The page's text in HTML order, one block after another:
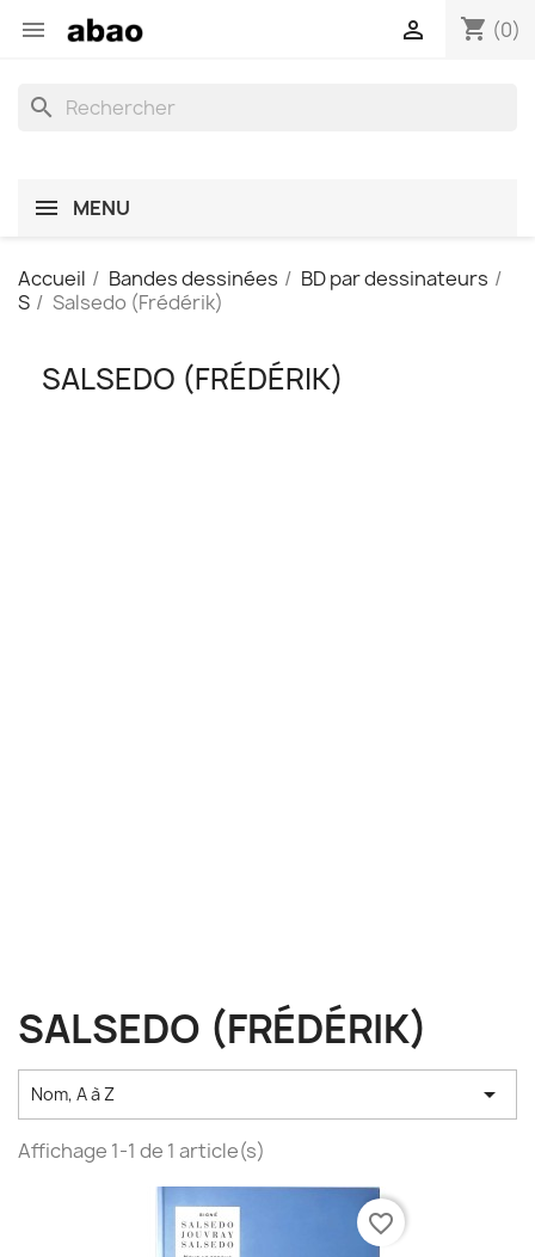
 shopping_cart (0)

search
MENU
Accueil Bandes dessinées
BD par dessinateurs
S
Salsedo (Frédérik)
SALSEDO (FRÉDÉRIK)
SALSEDO (FRÉDÉRIK)
Nom, A à Z 
Affichage 1-1 de 1 article(s)
favorite_border